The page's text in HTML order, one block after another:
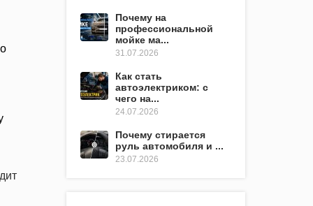
Почему на
профессиональной
мойке ма...
31.07.2026
Как стать
автоэлектриком: с
чего на...
24.07.2026
Почему стирается
руль автомобиля и ...
23.07.2026